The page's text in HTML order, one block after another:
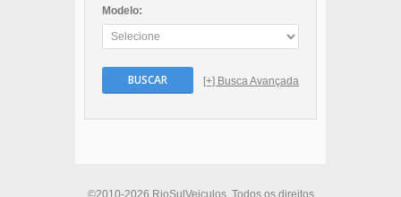
Modelo:
BUSCAR [+] Busca Avançada